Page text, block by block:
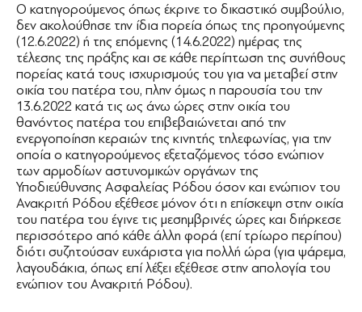
Ο κατηγορούμενος όπως έκρινε το δικαστικό συμβούλιο,
δεν ακολούθησε την ίδια πορεία όπως της προηγούμενης
(12.6.2022) ή της επόμενης (14.6.2022) ημέρας της
τέλεσης της πράξης και σε κάθε περίπτωση της συνήθους
πορείας κατά τους ισχυρισμούς του για να μεταβεί στην
οικία του πατέρα του, πλην όμως η παρουσία του την
13.6.2022 κατά τις ως άνω ώρες στην οικία του
θανόντος πατέρα του επιβεβαιώνεται από την
ενεργοποίηση κεραιών της κινητής τηλεφωνίας, για την
οποία ο κατηγορούμενος εξεταζόμενος τόσο ενώπιον
των αρμοδίων αστυνομικών οργάνων της
Υποδιεύθυνσης Ασφαλείας Ρόδου όσον και ενώπιον του
Ανακριτή Ρόδου εξέθεσε μόνον ότι η επίσκεψη στην οικία
του πατέρα του έγινε τις μεσημβρινές ώρες και διήρκεσε
περισσότερο από κάθε άλλη φορά (επί τρίωρο περίπου)
διότι συζητούσαν ευχάριστα για πολλή ώρα (για ψάρεμα,
λαγουδάκια, όπως επί λέξει εξέθεσε στην απολογία του
ενώπιον του Ανακριτή Ρόδου).